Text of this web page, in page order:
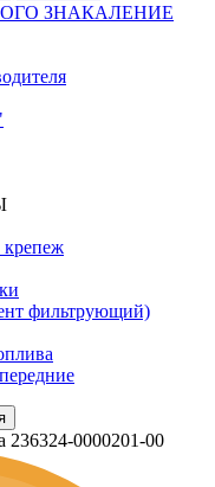
ЗНАКАЛЕНИЕ
крепеж
фильтрующий)